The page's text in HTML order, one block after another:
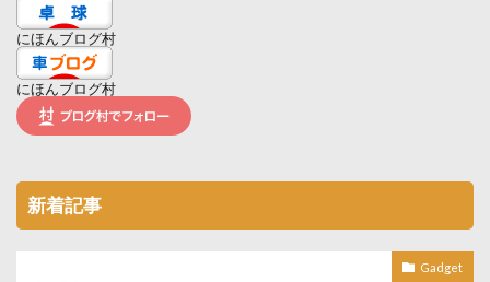
にほんブログ村
にほんブログ村
新着記事
Gadget